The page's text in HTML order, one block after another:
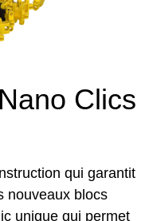
Clics
qui garantit
nouveaux blocs
unique qui permet